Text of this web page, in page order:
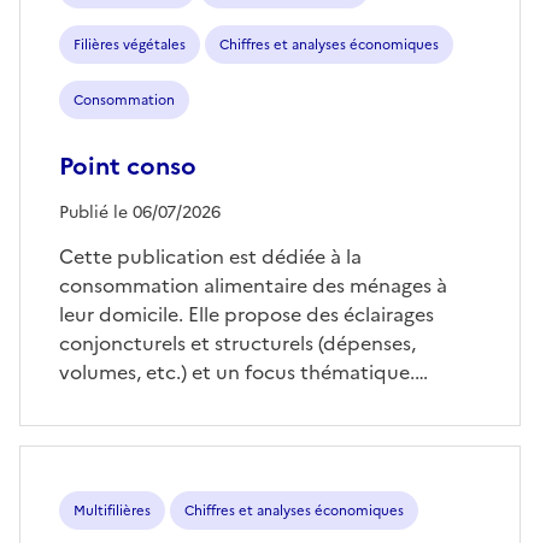
Filières végétales Chiffres et analyses économiques
Consommation
Point conso
Publié le 06/07/2026
Cette publication est dédiée à la
consommation alimentaire des ménages à
leur domicile. Elle propose des éclairages
conjoncturels et structurels (dépenses,
volumes, etc.) et un focus thématique.…
Multifilières Chiffres et analyses économiques